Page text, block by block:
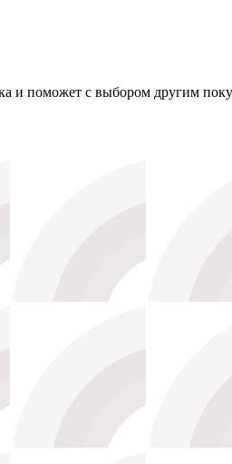
и поможет с выбором другим